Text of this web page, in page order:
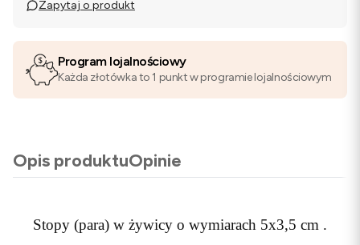
Zapytaj o produkt
Program lojalnościowy
Każda złotówka to 1 punkt w programie lojalnościowym
Opis produktuOpinie
Stopy (para) w żywicy o wymiarach 5x3,5 cm .